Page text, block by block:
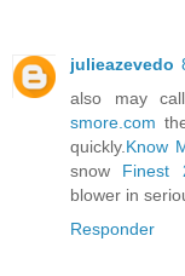
julieazevedo
also may
smore.com
quickly. Know
snow Finest
blower in
Responder